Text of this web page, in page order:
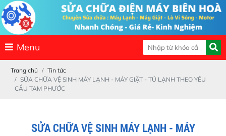
Menu
Trang chủ
Tin tức
SỬA CHỮA VỆ SINH MÁY LẠNH - MÁY GIẶT - TỦ LẠNH THEO YÊU
CẦU TAM PHƯỚC
SỬA CHỮA VỆ SINH MÁY LẠNH - MÁY